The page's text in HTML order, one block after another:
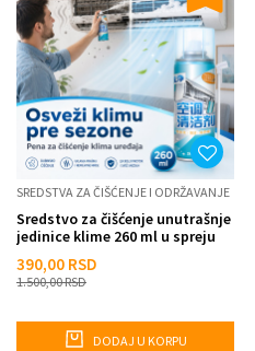
SREDSTVA ZA ČIŠĆENJE I ODRŽAVANJE
Sredstvo za čišćenje unutrašnje
jedinice klime 260 ml u spreju
390,00 RSD
1.500,00RSD
DODAJ U KORPU